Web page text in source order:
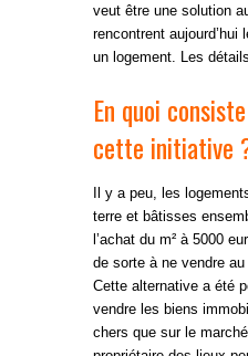
veut être une solution
rencontrent aujourd’hui
un logement. Les
En quoi
cette initiative
Il y a peu, les
terre et bâtisses
l’achat du m² à 5000
de sorte à ne vendre
Cette alternative a été
vendre les biens
chers que sur le